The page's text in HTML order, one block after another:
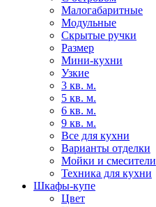
Малогабаритные
Модульные
Скрытые ручки
Размер
Мини-кухни
Узкие
3 кв. м.
5 кв. м.
6 кв. м.
9 кв. м.
Все для кухни
Варианты отделки
Мойки и смесители
Техника для кухни
Шкафы-купе
Цвет